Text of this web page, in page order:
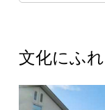
文化にふ